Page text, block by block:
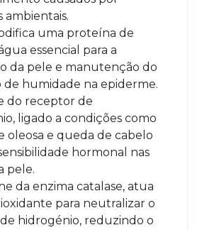
ambientais.
uma proteína de
essencial para a
da pele e manutenção do
humidade na epiderme.
do receptor de
ligado a condições como
oleosa e queda de cabelo
hormonal nas
pele.
da enzima catalase, atua
para neutralizar o
hidrogénio, reduzindo o